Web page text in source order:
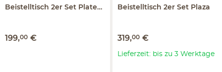
Beistelltisch 2er Set Plateau
199,00 €
Beistelltisch 2er Set Plaza
319,00 €
Lieferzeit: bis zu 3 Werktage